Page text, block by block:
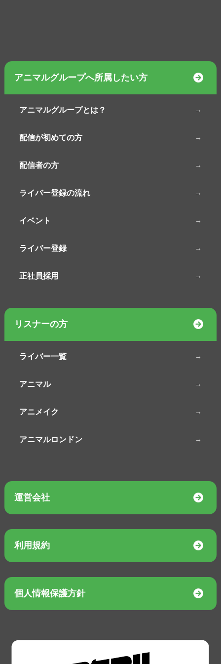
アニマルグループへ所属したい方
アニマルグループとは？
配信が初めての方
配信者の方
ライバー登録の流れ
イベント
ライバー登録
正社員採用
リスナーの方
ライバー一覧
アニマル
アニメイク
アニマルロンドン
運営会社
利用規約
個人情報保護方針